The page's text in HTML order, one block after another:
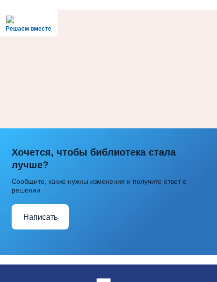
Решаем вместе
Хочется, чтобы библиотека стала
лучше?
Сообщите, какие нужны изменения и получите ответ о
решении
Написать